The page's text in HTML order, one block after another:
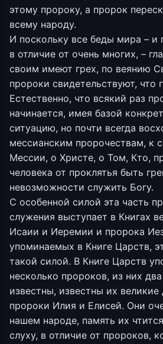
этому пророку, а пророк
всему народу.
И поскольку все беды мира – и
в отличие от очень многих, –
своим имеют грех, по веянию
пророки свидетельствуют, что
Естественно, что всякий раз
начинается, имея базой
ситуацию, но почти всегда
мессианским пророчествам, к
Мессии, о Христе, о Том, Кто,
человека от проклятья быть
невозможности служить Богу.
С особенной силой эта часть
служения выступает в Книгах
Исаии и Иеремии и пророка
упоминаемых в Книге Царств,
такой силой. В Книге Царств
несколько пророков, из них
известны, известны их великие
пророки Илия и Елисей. Они
нашем народе, память их
слуху, в отличие от пророков,